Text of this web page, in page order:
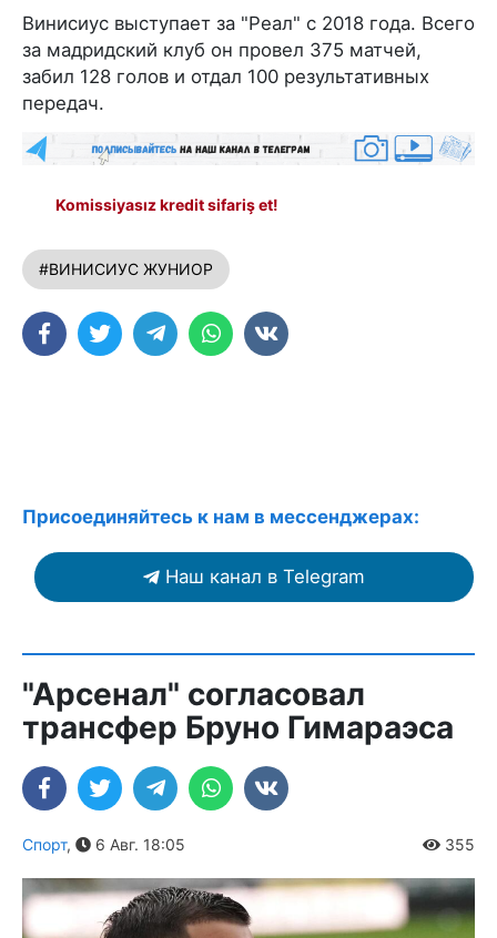
Винисиус выступает за "Реал" с 2018 года. Всего
за мадридский клуб он провел 375 матчей,
забил 128 голов и отдал 100 результативных
передач.
Komissiyasız kredit sifariş et!
#ВИНИСИУС ЖУНИОР
Присоединяйтесь к нам в мессенджерах:
Наш канал в Telegram
"Арсенал" согласовал
трансфер Бруно Гимараэса
Спорт, 6 Авг. 18:05 355